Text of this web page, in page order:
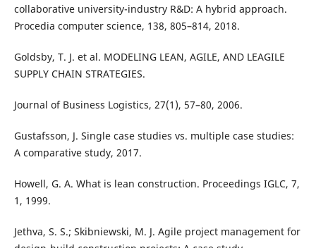
collaborative university-industry R&D: A hybrid approach.
Procedia computer science, 138, 805–814, 2018.
Goldsby, T. J. et al. MODELING LEAN, AGILE, AND LEAGILE
SUPPLY CHAIN STRATEGIES.
Journal of Business Logistics, 27(1), 57–80, 2006.
Gustafsson, J. Single case studies vs. multiple case studies:
A comparative study, 2017.
Howell, G. A. What is lean construction. Proceedings IGLC, 7,
1, 1999.
Jethva, S. S.; Skibniewski, M. J. Agile project management for